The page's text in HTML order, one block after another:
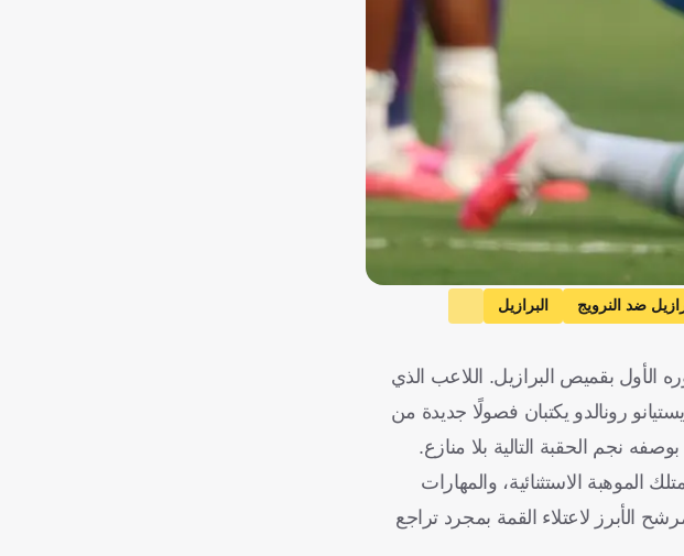
ضد النرويج
البرازيل
الأول بقميص البرازيل. اللاعب الذي
رونالدو يكتبان فصولًا جديدة من
نجم الحقبة التالية بلا منازع.
الموهبة الاستثنائية، والمهارات
الأبرز لاعتلاء القمة بمجرد تراجع